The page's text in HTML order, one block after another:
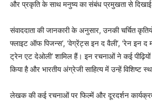
और प्रकृति के साथ मनुष्य का संबंध प्रमुखता से दिखाई
संवाददाता की जानकारी के अनुसार, उनकी चर्चित
फ्लाइट ऑफ पिजन्स’, ‘वेग्रेंट्स इन द वैली’, ‘रेन इन द
ट्रेन एट देओली’ शामिल हैं। इन रचनाओं ने कई पीढ़ियों
किया है और भारतीय अंग्रेजी साहित्य में उन्हें विशिष्ट
लेखक की कई रचनाओं पर फिल्में और दूरदर्शन